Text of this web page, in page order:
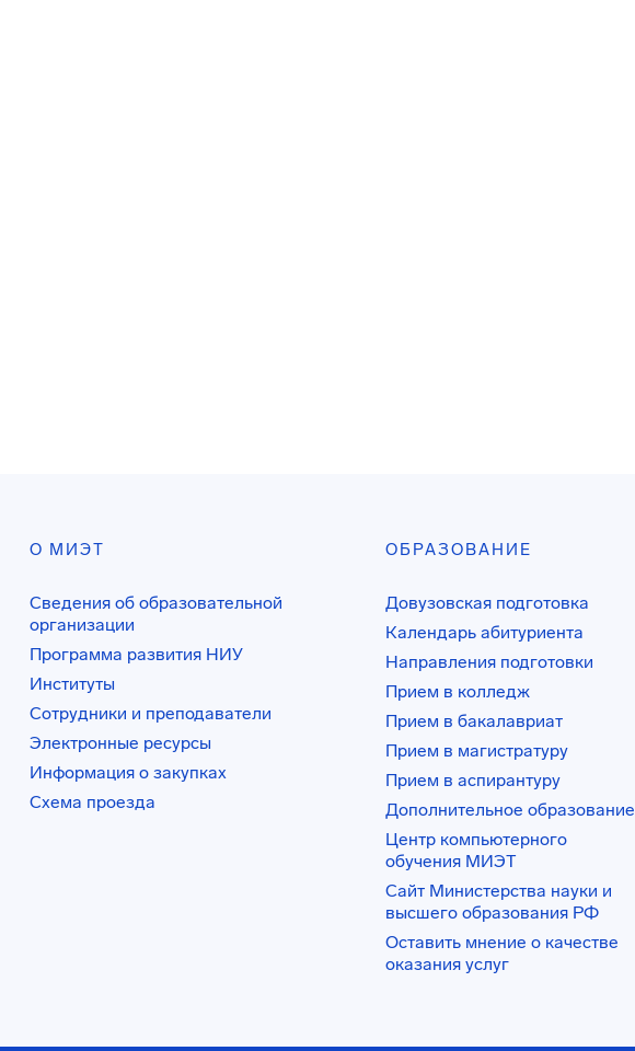
О МИЭТ
Сведения об образовательной
организации
Программа развития НИУ
Институты
Сотрудники и преподаватели
Электронные ресурсы
Информация о закупках
Схема проезда
ОБРАЗОВАНИЕ
Довузовская подготовка
Календарь абитуриента
Направления подготовки
Прием в колледж
Прием в бакалавриат
Прием в магистратуру
Прием в аспирантуру
Дополнительное образование
Центр компьютерного
обучения МИЭТ
Сайт Министерства науки и
высшего образования РФ
Оставить мнение о качестве
оказания услуг